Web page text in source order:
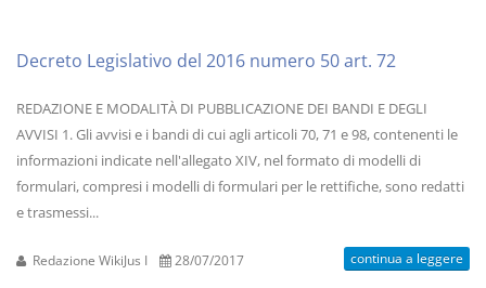
Decreto Legislativo del 2016 numero 50 art. 72
REDAZIONE E MODALITÀ DI PUBBLICAZIONE DEI BANDI E DEGLI
AVVISI 1. Gli avvisi e i bandi di cui agli articoli 70, 71 e 98, contenenti le
informazioni indicate nell'allegato XIV, nel formato di modelli di
formulari, compresi i modelli di formulari per le rettifiche, sono redatti
e trasmessi...
Redazione WikiJus I 28/07/2017 continua a leggere